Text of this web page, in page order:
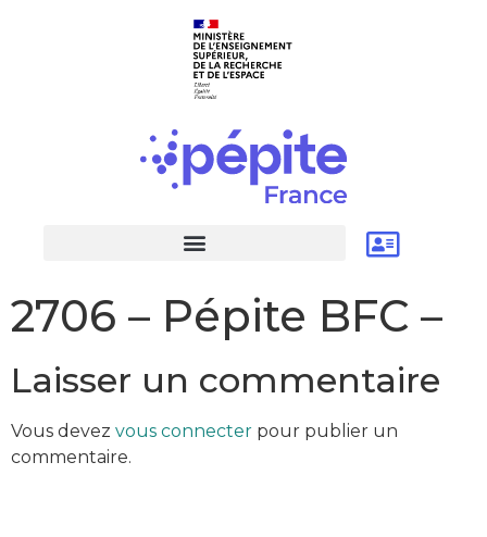
2706 – Pépite BFC –
Laisser un commentaire
Vous devez vous connecter pour publier un
commentaire.